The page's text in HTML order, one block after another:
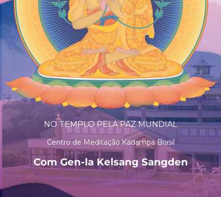
NO TEMPLO PELA PAZ MUNDIAL
Centro de Meditação Kadampa Brasil
Com Gen-la Kelsang Sangden